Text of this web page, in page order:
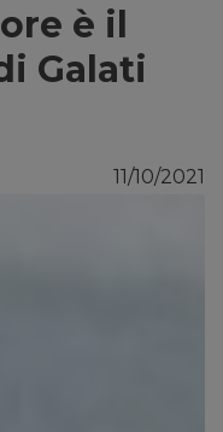
è il
Galati
11/10/2021